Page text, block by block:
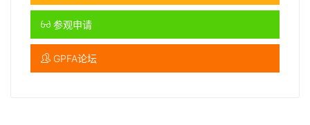
参观申请
GPFA论坛